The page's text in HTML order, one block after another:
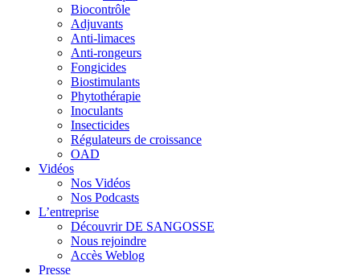
Biocontrôle
Adjuvants
Anti-limaces
Anti-rongeurs
Fongicides
Biostimulants
Phytothérapie
Inoculants
Insecticides
Régulateurs de croissance
OAD
Vidéos
Nos Vidéos
Nos Podcasts
L’entreprise
Découvrir DE SANGOSSE
Nous rejoindre
Accès Weblog
Presse